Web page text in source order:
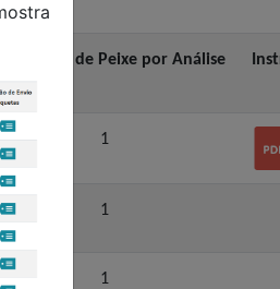
de Peixe por Análise
1
1
1